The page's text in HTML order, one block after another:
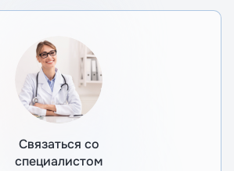
Связаться со
специалистом